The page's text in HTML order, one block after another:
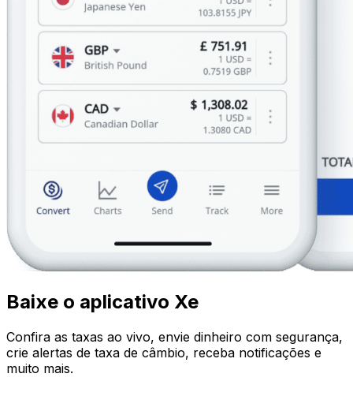
Baixe o aplicativo Xe
Confira as taxas ao vivo, envie dinheiro com segurança,
crie alertas de taxa de câmbio, receba notificações e
muito mais.